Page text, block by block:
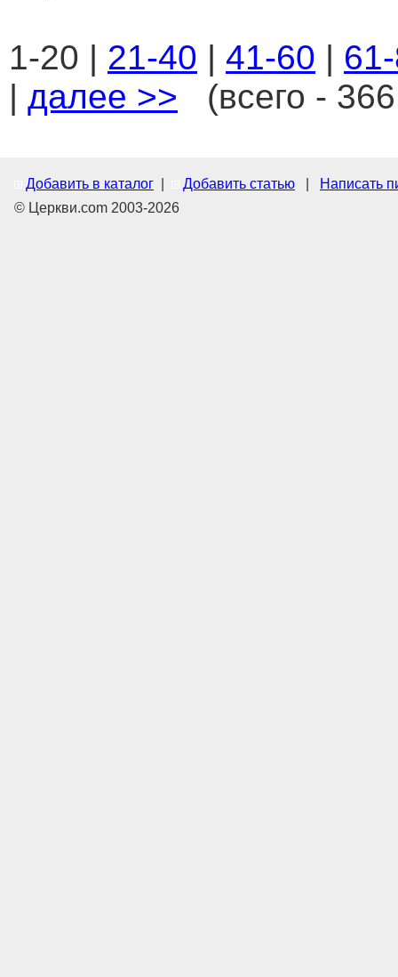
1-20 | 21-40 | 41-60 |
| далее >> (всего -
Добавить в каталог Добавить статью
Написать
© Церкви.com 2003-2026